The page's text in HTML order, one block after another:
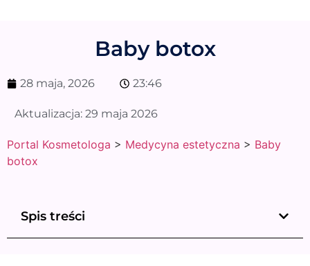
Baby botox
28 maja, 2026 23:46
Aktualizacja: 29 maja 2026
Portal Kosmetologa > Medycyna estetyczna > Baby
botox
Spis treści